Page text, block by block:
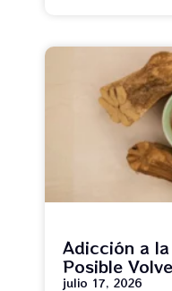
Adicción a
Posible
julio 17, 2026